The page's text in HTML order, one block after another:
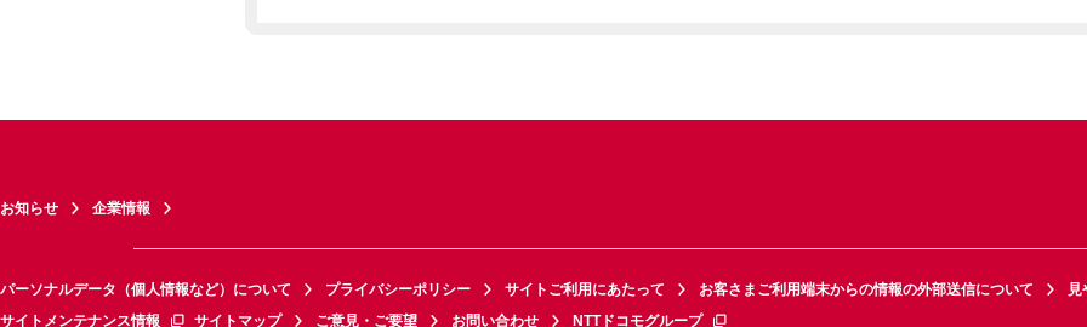
お知らせ 企業情報
パーソナルデータ（個人情報など）について プライバシーポリシー サイトご利用にあたって お客さまご利用端末からの情報の外部送信について
見
サイトメンテナンス情報
サイトマップ ご意見・ご要望 お問い合わせ NTTドコモグループ